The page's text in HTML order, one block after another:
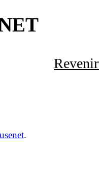
usenet.